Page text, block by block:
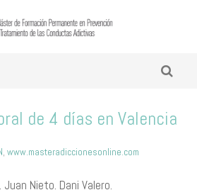
de 4 días en Valencia
, www.masteradiccionesonline.com
Nieto. Dani Valero.